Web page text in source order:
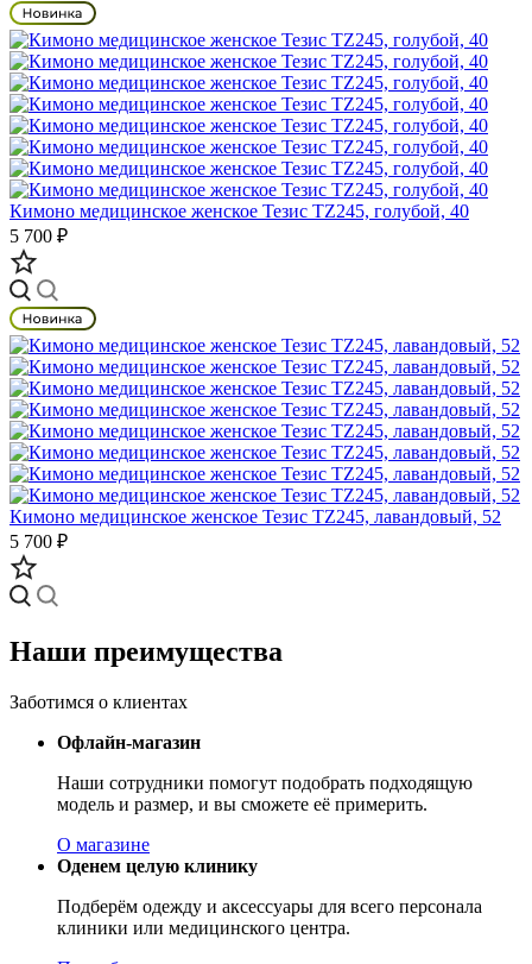
Кимоно медицинское женское Тезис TZ245, голубой, 40
5 700 ₽
Кимоно медицинское женское Тезис TZ245, лавандовый, 52
5 700 ₽
Наши преимущества
Заботимся о клиентах
Офлайн-магазин
Наши сотрудники помогут подобрать подходящую
модель и размер, и вы сможете её примерить.
О магазине
Оденем целую клинику
Подберём одежду и аксессуары для всего персонала
клиники или медицинского центра.